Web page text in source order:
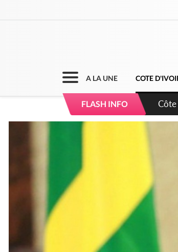
A LA UNE COTE
FLASH INFO